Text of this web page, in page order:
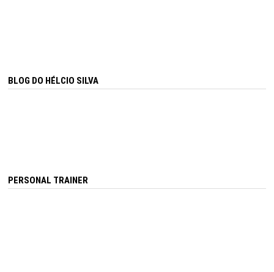
BLOG DO HÉLCIO SILVA
PERSONAL TRAINER